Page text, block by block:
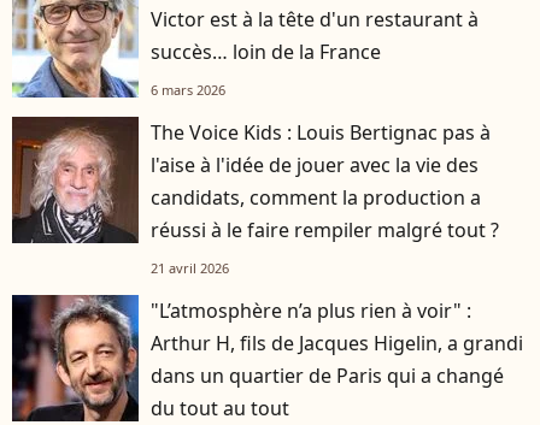
Victor est à la tête d'un restaurant à
succès… loin de la France
6 mars 2026
The Voice Kids : Louis Bertignac pas à
l'aise à l'idée de jouer avec la vie des
candidats, comment la production a
réussi à le faire rempiler malgré tout ?
21 avril 2026
"L’atmosphère n’a plus rien à voir" :
Arthur H, fils de Jacques Higelin, a grandi
dans un quartier de Paris qui a changé
du tout au tout